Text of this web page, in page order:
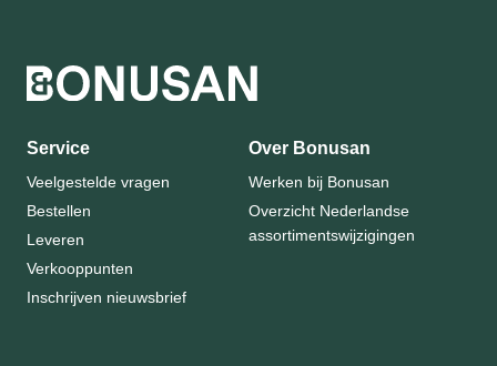
Service
Veelgestelde vragen
Bestellen
Leveren
Verkooppunten
Inschrijven nieuwsbrief
Over Bonusan
Werken bij Bonusan
Overzicht Nederlandse
assortimentswijzigingen